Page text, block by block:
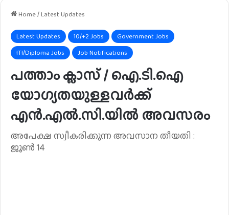
Home/Latest Updates
Latest Updates 10/+2 Jobs
Government Jobs
ITI/Diploma Jobs
Job Notifications
പത്താം ക്ലാസ് / ഐ.ടി.ഐ
യോഗ്യതയുള്ളവർക്ക്
എൻ.എൽ.സി.യിൽ അവസരം
അപേക്ഷ സ്വീകരിക്കുന്ന അവസാന തീയതി :
ജൂൺ 14